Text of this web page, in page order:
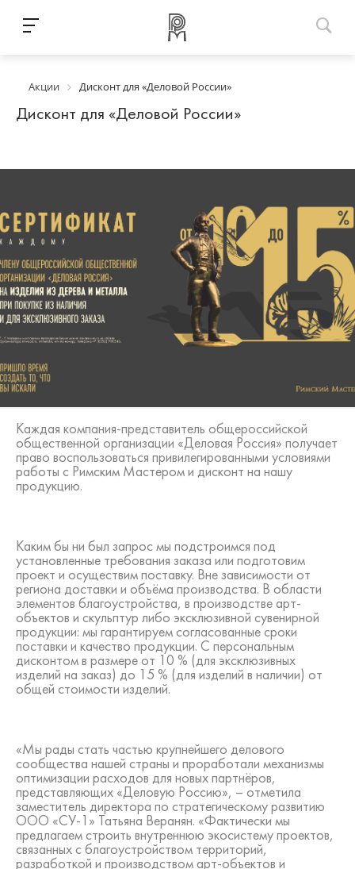
Акции Дисконт для «Деловой России»
Дисконт для «Деловой России»
Каждая компания-представитель общероссийской
общественной организации «Деловая Россия» получает
право воспользоваться привилегированными условиями
работы с Римским Мастером и дисконт на нашу
продукцию.
Каким бы ни был запрос мы подстроимся под
установленные требования заказа или подготовим
проект и осуществим поставку. Вне зависимости от
региона доставки и объёма производства. В области
элементов благоустройства, в производстве арт-
объектов и скульптур либо эксклюзивной сувенирной
продукции: мы гарантируем согласованные сроки
поставки и качество продукции. С персональным
дисконтом в размере от 10 % (для эксклюзивных
изделий на заказ) до 15 % (для изделий в наличии) от
общей стоимости изделий.
«Мы рады стать частью крупнейшего делового
сообщества нашей страны и проработали механизмы
оптимизации расходов для новых партнёров,
представляющих «Деловую Россию», – отметила
заместитель директора по стратегическому развитию
ООО «СУ-1» Татьяна Веранян. «Фактически мы
предлагаем строить внутреннюю экосистему проектов,
связанных с благоустройством территорий,
разработкой и производством арт-объектов и